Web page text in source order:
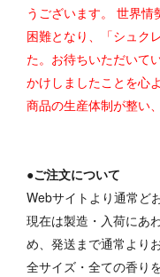
うございます。 世界
困難となり、「シュク
た。お待ちいただいて
かけしましたことを心
商品の生産体制が整い
●ご注文について
Webサイトより通常ど
現在は製造・入荷にあ
め、発送まで通常より
全サイズ・全ての香り